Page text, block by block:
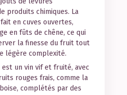
produits chimiques. La
en cuves ouvertes,
en fûts de chêne, ce qui
la finesse du fruit tout
légère complexité.
est un vin vif et fruité, avec
rouges frais, comme la
complétés par des